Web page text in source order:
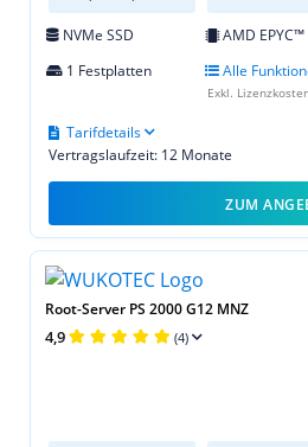
NVMe SSD AMD EPYC™
1 Festplatten
Alle
Vertragslaufzeit: 12 Monate
Tarifdetails
Exkl.
ZUM
Root-Server PS 2000 G12 MNZ
4,9 (4)